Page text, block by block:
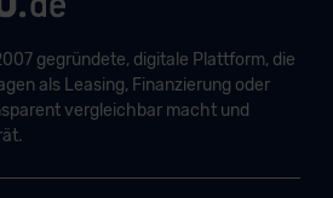
gegründete, digitale Plattform, die
als Leasing, Finanzierung oder
vergleichbar macht und